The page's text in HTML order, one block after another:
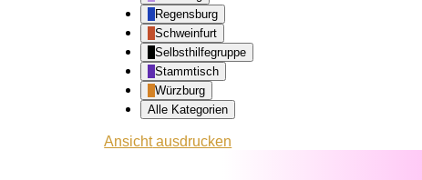
Regensburg
Schweinfurt
Selbsthilfegruppe
Stammtisch
Würzburg
Alle Kategorien
Ansichtausdrucken